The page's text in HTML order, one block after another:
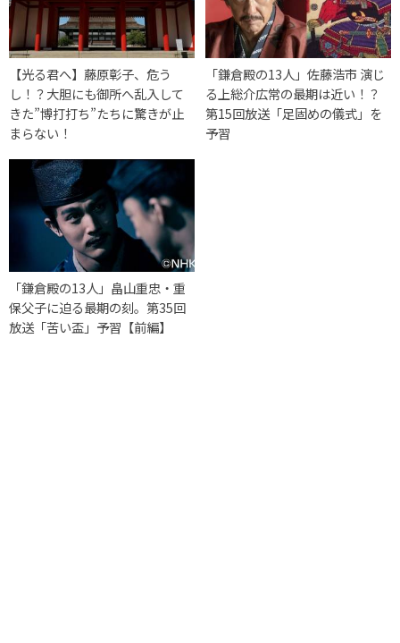
【光る君へ】藤原彰子、危う
し！？大胆にも御所へ乱入して
きた”博打打ち”たちに驚きが止
まらない！
「鎌倉殿の13人」佐藤浩市 演じ
る上総介広常の最期は近い！？
第15回放送「足固めの儀式」を
予習
「鎌倉殿の13人」畠山重忠・重
保父子に迫る最期の刻。第35回
放送「苦い盃」予習【前編】